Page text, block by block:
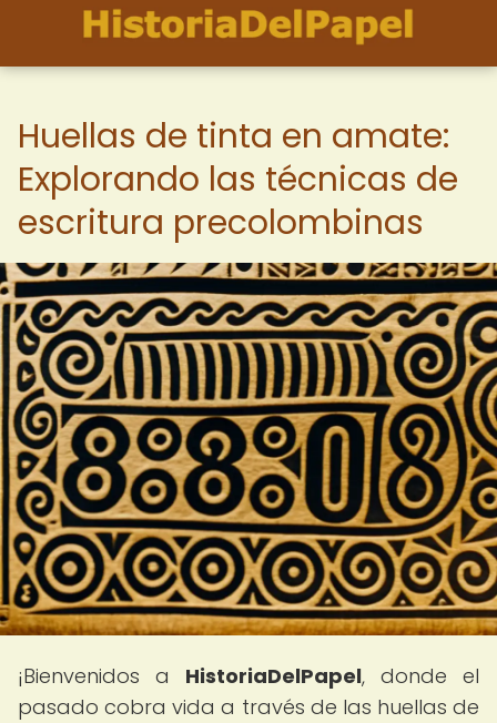
Huellas de tinta en amate:
Explorando las técnicas de
escritura precolombinas
¡Bienvenidos a HistoriaDelPapel, donde el
pasado cobra vida a través de las huellas de